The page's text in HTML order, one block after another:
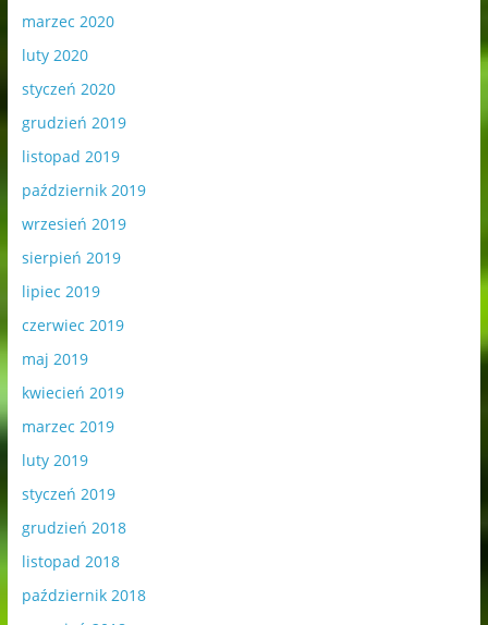
marzec 2020
luty 2020
styczeń 2020
grudzień 2019
listopad 2019
październik 2019
wrzesień 2019
sierpień 2019
lipiec 2019
czerwiec 2019
maj 2019
kwiecień 2019
marzec 2019
luty 2019
styczeń 2019
grudzień 2018
listopad 2018
październik 2018